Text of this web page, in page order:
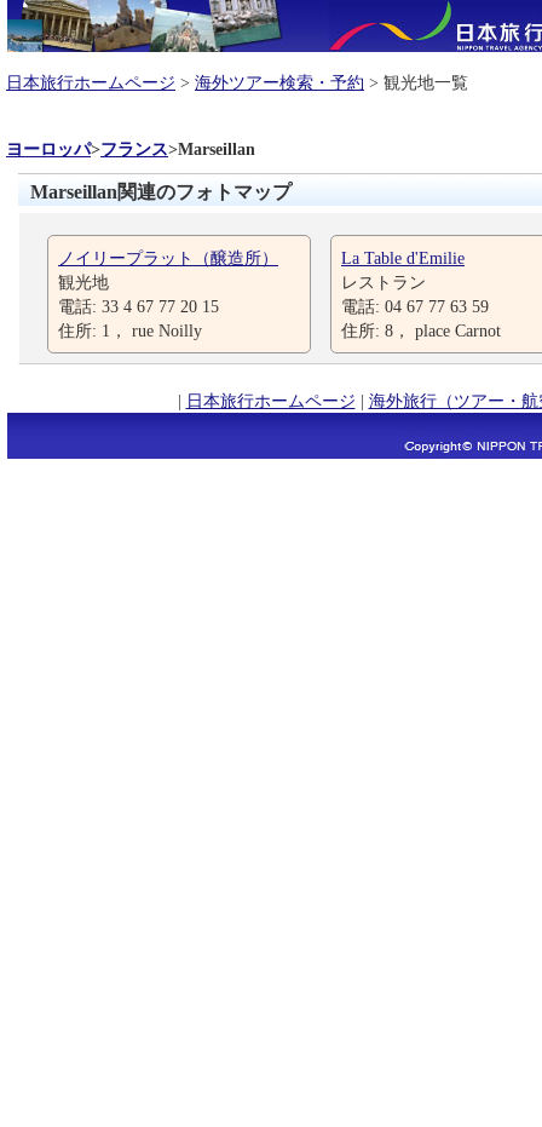
日本旅行ホームページ > 海外ツアー検索・予約 > 観光地一覧
ヨーロッパ>フランス>Marseillan
Marseillan関連のフォトマップ
ノイリープラット（醸造所）
観光地
電話: 33 4 67 77 20 15
住所: 1， rue Noilly
La Table d'Emilie
レストラン
電話: 04 67 77 63 59
住所: 8， place Carnot
| 日本旅行ホームページ | 海外旅行（ツアー・航